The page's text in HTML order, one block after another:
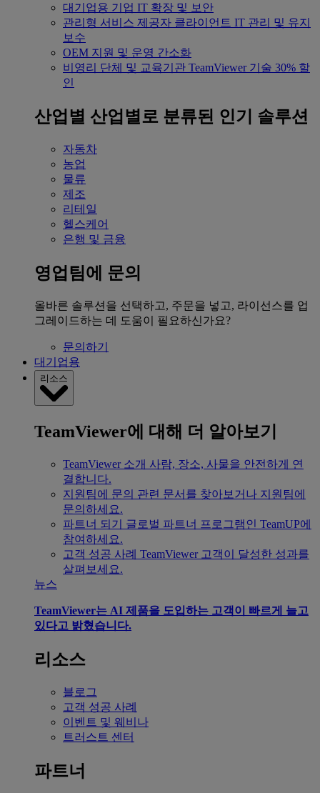
대기업용 기업 IT 확장 및 보안
관리형 서비스 제공자 클라이언트 IT 관리 및 유지
보수
OEM 지원 및 운영 간소화
비영리 단체 및 교육기관 TeamViewer 기술 30% 할
인
산업별 산업별로 분류된 인기 솔루션
자동차
농업
물류
제조
리테일
헬스케어
은행 및 금융
영업팀에 문의
올바른 솔루션을 선택하고, 주문을 넣고, 라이선스를 업
그레이드하는 데 도움이 필요하신가요?
문의하기
대기업용
리소스
TeamViewer에 대해 더 알아보기
TeamViewer 소개 사람, 장소, 사물을 안전하게 연
결합니다.
지원팀에 문의 관련 문서를 찾아보거나 지원팀에
문의하세요.
파트너 되기
글로벌 파트너 프로그램인 TeamUP에
참여하세요.
고객 성공 사례 TeamViewer 고객이 달성한 성과를
살펴보세요.
뉴스
TeamViewer는 AI 제품을 도입하는 고객이 빠르게 늘고
있다고 밝혔습니다.
리소스
블로그
고객 성공 사례
이벤트 및 웨비나
트러스트 센터
파트너